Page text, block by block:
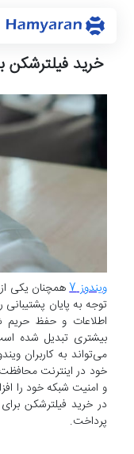
خرید فیلترشکن
ویندوز 7 همچنان یکی
توجه به پایان
اطلاعات و حفظ حریم
خود در اینترنت
و امنیت شبکه خود را
پرداخت.